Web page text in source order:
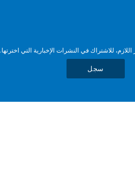
للاشتراك في النشرات الإخبارية التي اخترتها.
سجل